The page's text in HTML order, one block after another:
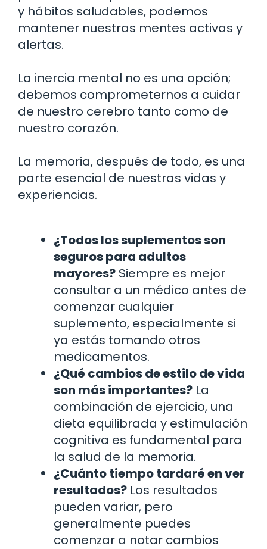
y hábitos saludables, podemos
mantener nuestras mentes activas y
alertas.
La inercia mental no es una opción;
debemos comprometernos a cuidar
de nuestro cerebro tanto como de
nuestro corazón.
La memoria, después de todo, es una
parte esencial de nuestras vidas y
experiencias.
¿Todos los suplementos son
seguros para adultos
mayores? Siempre es mejor
consultar a un médico antes de
comenzar cualquier
suplemento, especialmente si
ya estás tomando otros
medicamentos.
¿Qué cambios de estilo de vida
son más importantes? La
combinación de ejercicio, una
dieta equilibrada y estimulación
cognitiva es fundamental para
la salud de la memoria.
¿Cuánto tiempo tardaré en ver
resultados? Los resultados
pueden variar, pero
generalmente puedes
comenzar a notar cambios